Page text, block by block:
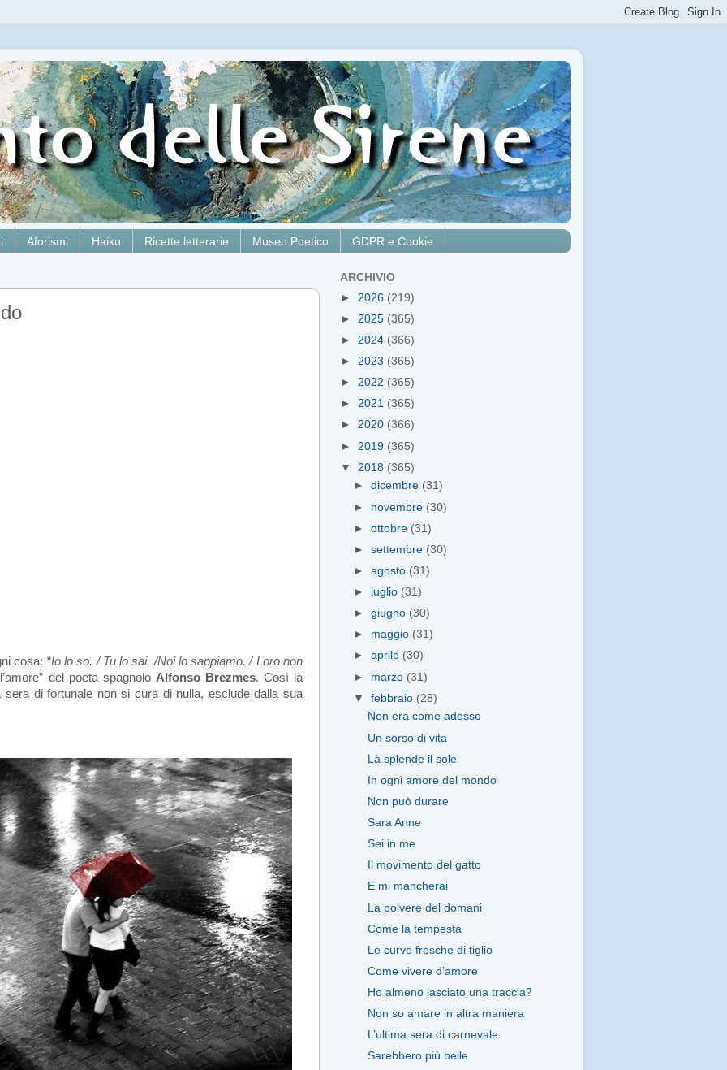
Aforismi Haiku Ricette letterarie Museo Poetico GDPR e Cookie
cosa: “Io lo so. / Tu lo sai. /Noi lo sappiamo. / Loro non
del poeta spagnolo Alfonso Brezmes. Così la
di fortunale non si cura di nulla, esclude dalla sua
ARCHIVIO
► 2026 (219)
► 2025 (365)
► 2024 (366)
► 2023 (365)
► 2022 (365)
► 2021 (365)
► 2020 (366)
► 2019 (365)
▼ 2018 (365)
►dicembre (31)
► novembre (30)
►ottobre (31)
►settembre (30)
►agosto (31)
►
luglio (31)
►giugno (30)
► maggio (31)
►aprile (30)
► marzo (31)
▼febbraio (28)
Non era come adesso
Un sorso di vita
Là splende il sole
In ogni amore del mondo
Non può durare
Sara Anne
Sei in me
Il movimento del gatto
E mi mancherai
La polvere del domani
Come la tempesta
Le curve fresche di tiglio
Come vivere d’amore
Ho almeno lasciato una traccia?
Non so amare in altra maniera
L’ultima sera di carnevale
Sarebbero più belle